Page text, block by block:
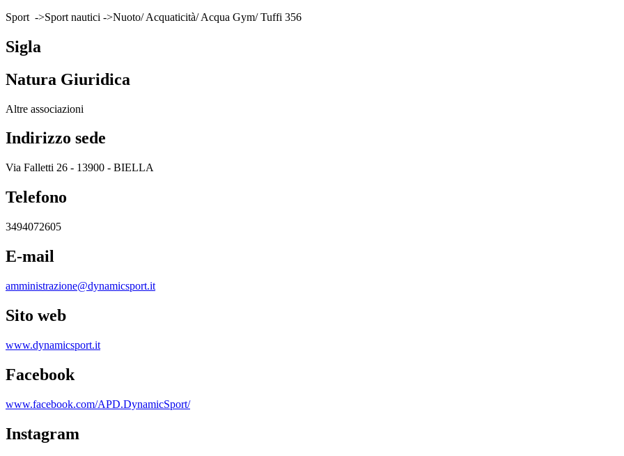
Sport ->Sport nautici ->Nuoto/ Acquaticità/ Acqua Gym/ Tuffi 356
Sigla
Natura Giuridica
Altre associazioni
Indirizzo sede
Via Falletti 26 - 13900 - BIELLA
Telefono
3494072605
E-mail
amministrazione@dynamicsport.it
Sito web
www.dynamicsport.it
Facebook
www.facebook.com/APD.DynamicSport/
Instagram